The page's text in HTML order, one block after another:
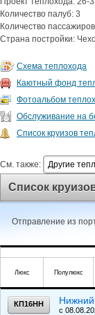
Количество палуб: 3
Количество
Страна постройки:
Схема теплохода
Каютный фонд
Фотоальбом
Обслуживание на
Список круизов
См. также: Другие
Список
Отправление из
Люкс Полулюкс
КП16НН Нижний
c